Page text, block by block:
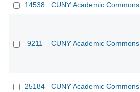
14538 CUNY Academic Commons
9211 CUNY Academic Commons
25184 CUNY Academic Commons